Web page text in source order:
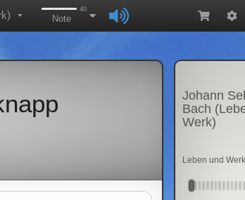
▼
40
Note
Johann
Bach
Werk)
Leben und Werk